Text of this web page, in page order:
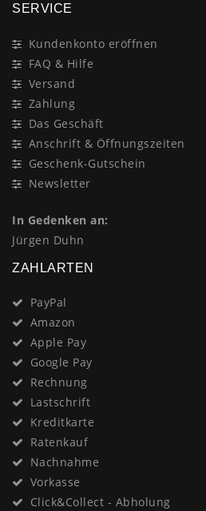
SERVICE
Kundenkonto eröffnen
FAQ & Hilfe
Versand
Zahlung
Das Geschäft
Anschrift & Öffnungszeiten
Geschenk-Gutschein
Newsletter
In Gedenken an:
Jürgen Duhn
ZAHLARTEN
PayPal
Amazon
Apple Pay
Google Pay
Rechnung
Lastschrift
Kreditkarte
Ratenkauf
Nachnahme
Vorkasse
Click&Collect - Abholung